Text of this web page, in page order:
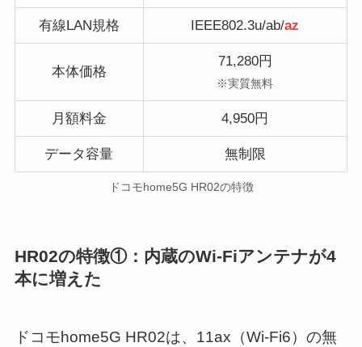
有線LAN規格 IEEE802.3u/ab/az
本体価格
71,280円
※実質無料
月額料金 4,950円
データ容量 無制限
ドコモhome5G HR02の特徴
HR02の特徴①：内蔵のWi-Fiアンテナが4
本に増えた
ドコモhome5G HR02は、11ax（Wi-Fi6）の無